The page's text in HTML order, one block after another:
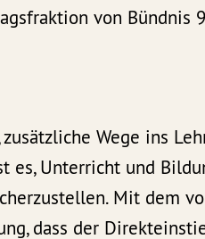
von Bündnis
Wege ins
es, Unterricht und
Mit dem
dass der